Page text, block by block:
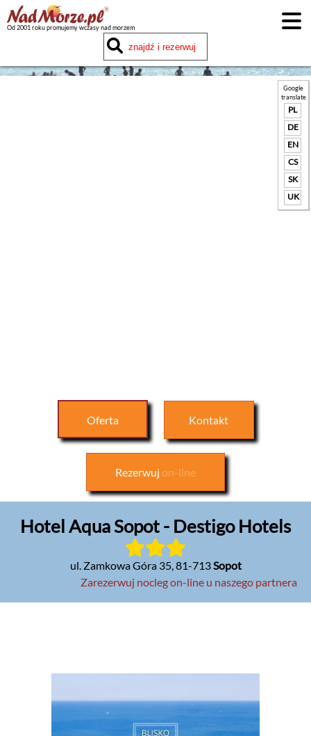
Od 2001 roku promujemy wczasy nad morzem
Google
translate
PL
DE
EN
CS
SK
UK
Oferta Kontakt
Rezerwuj on-line
Hotel Aqua Sopot - Destigo Hotels
ul. Zamkowa Góra 35,81-713Sopot
Zarezerwuj nocleg on-line u naszego partnera